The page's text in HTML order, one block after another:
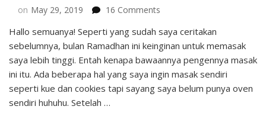
on May 29, 2019 16 Comments
Mudah
Membuat
Kue
dengan
Cooker
Hallo semuanya! Seperti yang sudah saya ceritakan
sebelumnya, bulan Ramadhan ini keinginan untuk memasak
saya lebih tinggi. Entah kenapa bawaannya pengennya masak
ini itu. Ada beberapa hal yang saya ingin masak sendiri
seperti kue dan cookies tapi sayang saya belum punya oven
sendiri huhuhu. Setelah …